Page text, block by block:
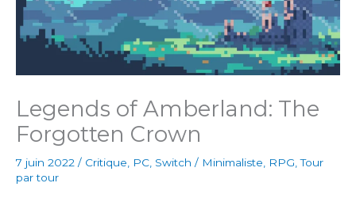
Legends of Amberland: The
Forgotten Crown
7 juin 2022 / Critique PC Switch / Minimaliste RPG ,Tour
par tour